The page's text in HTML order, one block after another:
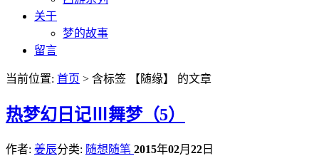
关于
梦的故事
留言
当前位置: 首页 > 含标签 【随缘】 的文章
热梦幻日记Ⅲ舞梦（5）
作者: 姜辰分类: 随想随笔 2015年02月 22 日